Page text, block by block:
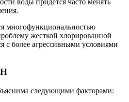
воды придется часто менять
многофункциональностью
жесткой хлорированной
с более агрессивными условиями
Н
следующими факторами: